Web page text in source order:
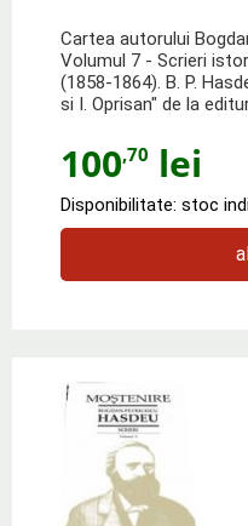
Cartea autorului
Volumul 7 - Scrieri
(1858-1864). B. P.
si I. Oprisan" de la
100,70 lei
Disponibilitate: stoc